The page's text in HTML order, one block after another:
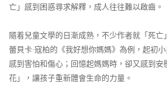
亡」感到困惑尋求解釋，成人往往難以啟齒。
隨着兒童文學的日漸成熟，不少作者就「死亡
蕾貝卡·寇柏的《我好想你媽媽》為例，起初
感到害怕和傷心；回憶起媽媽時，卻又感到安
花」，讓孩子重新體會生命的力量。